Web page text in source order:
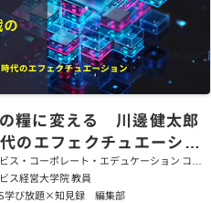
糧に変える 川邊健太郎
のエフェクチュエーショ
ス・コーポレート・エデュケーション コー
・ソリューション・チーム コンサルタント
ス経営大学院 教員
学び放題×知見録 編集部